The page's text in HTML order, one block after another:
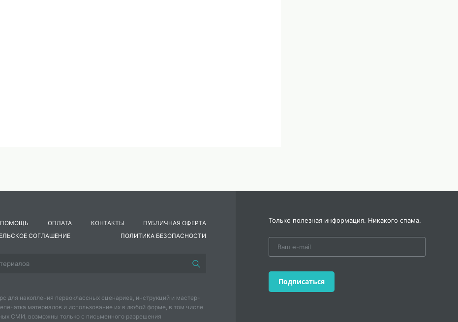
ПОМОЩЬ ОПЛАТА КОНТАКТЫ
ПУБЛИЧНАЯ ОФЕРТА
СОГЛАШЕНИЕ
ПОЛИТИКА БЕЗОПАСНОСТИ
для накопления первоклассных сценариев, инструкций и мастер-
материалов и использование их в любой форме, в том числе
СМИ, возможны только с письменного разрешения
Только полезная информация. Никакого спама.
Подписаться